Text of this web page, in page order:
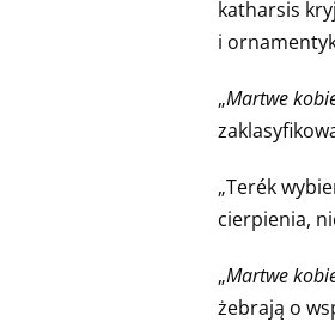
katharsis
i
„Martwe
„Terék
cierpienia,
„Martwe
żebrają o